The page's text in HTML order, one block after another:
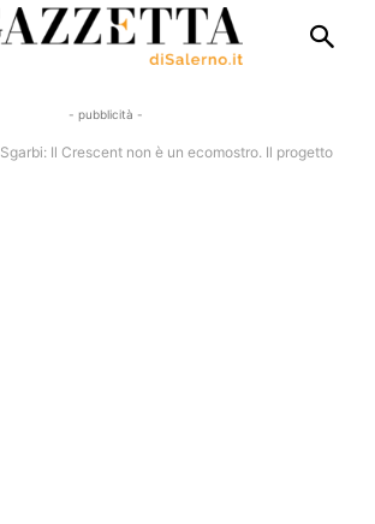
- pubblicità -
Sgarbi: Il Crescent non è un ecomostro. Il progetto